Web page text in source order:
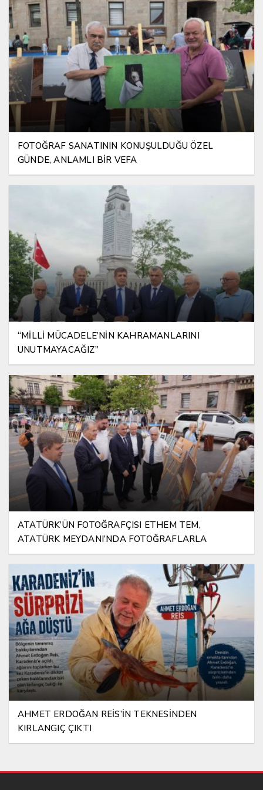
FOTOĞRAF SANATININ KONUŞULDUĞU ÖZEL
GÜNDE, ANLAMLI BİR VEFA
“MİLLİ MÜCADELE’NİN KAHRAMANLARINI
UNUTMAYACAĞIZ”
ATATÜRK’ÜN FOTOĞRAFÇISI ETHEM TEM,
ATATÜRK MEYDANI’NDA FOTOĞRAFLARLA
YAŞATILIYOR
AHMET ERDOĞAN REİS’İN TEKNESİNDEN
KIRLANGIÇ ÇIKTI